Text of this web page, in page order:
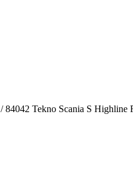
/ 84042 Tekno Scania S Highline